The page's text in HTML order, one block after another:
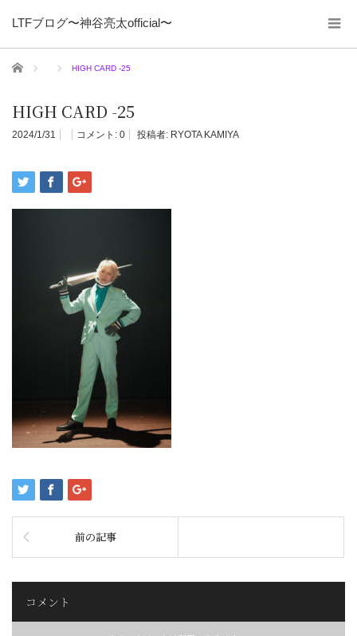
LTFブログ〜神谷亮太official〜
ホーム HIGH CARD -25
HIGH CARD -25
2024/1/31 コメント: 0 投稿者: RYOTA KAMIYA
前の記事
コメント